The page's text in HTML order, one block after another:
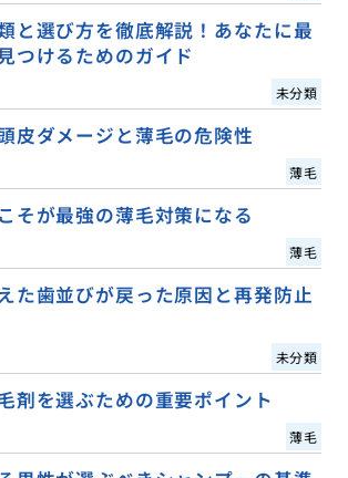
と選び方を徹底解説！あなたに最
つけるためのガイド
未分類
皮ダメージと薄毛の危険性
薄毛
そが最強の薄毛対策になる
薄毛
た歯並びが戻った原因と再発防止
未分類
剤を選ぶための重要ポイント
薄毛